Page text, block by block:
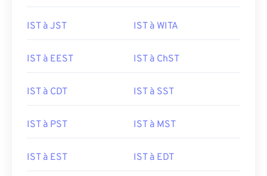
IST à JST IST à WITA
IST à EEST IST à ChST
IST à CDT IST à SST
IST à PST IST à MST
IST à EST IST à EDT